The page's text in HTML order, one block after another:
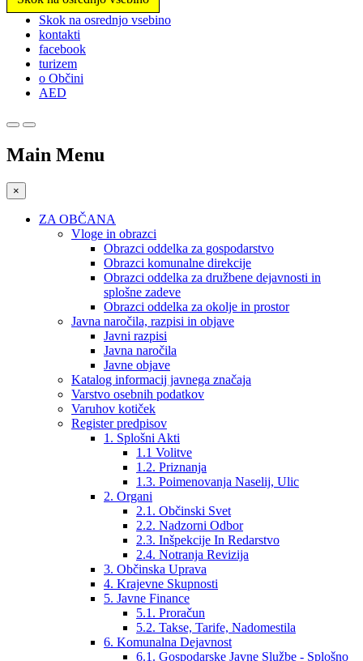
Prosimo,
upoštevajte:
spletno
mesto
vključuje
sistem
Skok na osrednjo vsebino
kontakti
facebook
turizem
o Občini
AED
Main Menu
×
ZA OBČANA
Vloge in obrazci
Obrazci oddelka za gospodarstvo
Obrazci komunalne direkcije
Obrazci oddelka za družbene dejavnosti in
splošne zadeve
Obrazci oddelka za okolje in prostor
Javna naročila, razpisi in objave
Javni razpisi
Javna naročila
Javne objave
Katalog informacij javnega značaja
Varstvo osebnih podatkov
Varuhov kotiček
Register predpisov
1. Splošni Akti
1.1 Volitve
1.2. Priznanja
1.3. Poimenovanja Naselij, Ulic
2. Organi
2.1. Občinski Svet
2.2. Nadzorni Odbor
2.3. Inšpekcije In Redarstvo
2.4. Notranja Revizija
3. Občinska Uprava
4. Krajevne Skupnosti
5. Javne Finance
5.1. Proračun
5.2. Takse, Tarife, Nadomestila
6. Komunalna Dejavnost
6.1. Gospodarske Javne Službe - Splošno